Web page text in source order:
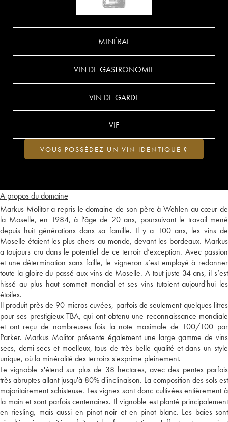
A propos du domaine
Markus Molitor a repris le domaine de son père à Wehlen au cœur de
la Moselle, en 1984, à l'âge de 20 ans, poursuivant le travail mené
depuis huit générations dans sa famille. Il y a 100 ans, les vins de
Moselle étaient les plus chers au monde, devant les bordeaux. Markus
a toujours cru dans le potentiel de ce terroir d’exception. Avec passion
et une détermination sans faille, le vigneron s’est employé à redonner
toute la gloire du passé aux vins de Moselle. A tout juste 34 ans, il s’est
hissé au plus haut sommet mondial et ses vins tutoient aujourd'hui les
étoiles.
Il produit près de 90 micros cuvées, parfois de seulement quelques litres
pour ses prestigieux TBA, qui ont obtenu une reconnaissance mondiale
et ont reçu de nombreuses fois la note maximale de 100/100 par
Parker. Markus Molitor présente également une large gamme de vins
secs, demi-secs et moelleux, tous de très belle qualité et dans un style
unique, où la minéralité des terroirs s'exprime pleinement.
Le vignoble s'étend sur plus de 38 hectares, avec des pentes parfois
très abruptes allant jusqu'à 80% d'inclinaison. La composition des sols est
majoritairement schisteuse. Les vignes sont donc cultivées entièrement à
la main et sont parfois centenaires. Il vignoble est planté principalement
en riesling, mais aussi en pinot noir et en pinot blanc. Les baies sont
MINÉRAL
VIN DE GASTRONOMIE
VIN DE GARDE
VIF
VOUS POSSÉDEZ UN VIN IDENTIQUE ?